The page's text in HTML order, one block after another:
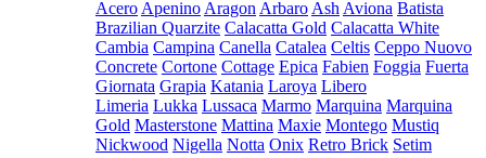
Acero Apenino Aragon Arbaro Ash Aviona Batista
Brazilian Quarzite Calacatta Gold Calacatta White
Cambia Campina Canella Catalea Celtis Ceppo Nuovo
Concrete Cortone Cottage Epica Fabien Foggia Fuerta
Giornata Grapia Katania Laroya Libero
Limeria Lukka Lussaca Marmo Marquina Marquina
Gold Masterstone Mattina Maxie Montego Mustiq
Nickwood Nigella Notta Onix Retro Brick Setim